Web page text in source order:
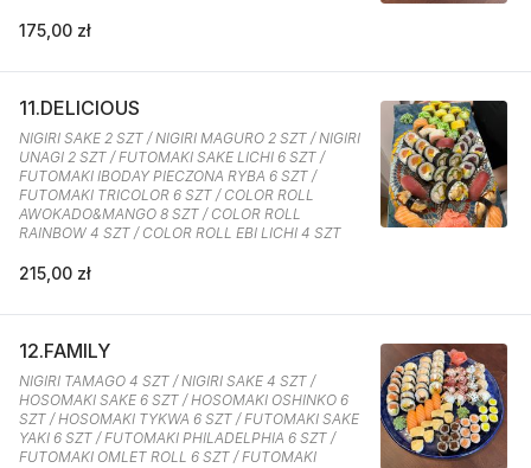
175,00 zł
11.DELICIOUS
NIGIRI SAKE 2 SZT / NIGIRI MAGURO 2 SZT / NIGIRI
UNAGI 2 SZT / FUTOMAKI SAKE LICHI 6 SZT /
FUTOMAKI IBODAY PIECZONA RYBA 6 SZT /
FUTOMAKI TRICOLOR 6 SZT / COLOR ROLL
AWOKADO&MANGO 8 SZT / COLOR ROLL
RAINBOW 4 SZT / COLOR ROLL EBI LICHI 4 SZT
215,00 zł
12.FAMILY
NIGIRI TAMAGO 4 SZT / NIGIRI SAKE 4 SZT /
HOSOMAKI SAKE 6 SZT / HOSOMAKI OSHINKO 6
SZT / HOSOMAKI TYKWA 6 SZT / FUTOMAKI SAKE
YAKI 6 SZT / FUTOMAKI PHILADELPHIA 6 SZT /
FUTOMAKI OMLET ROLL 6 SZT / FUTOMAKI